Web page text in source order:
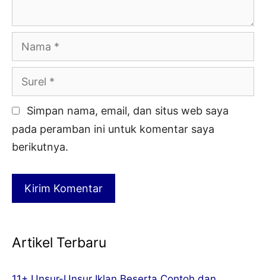
Nama
Surel
Simpan nama, email, dan situs web saya
pada peramban ini untuk komentar saya
berikutnya.
Artikel Terbaru